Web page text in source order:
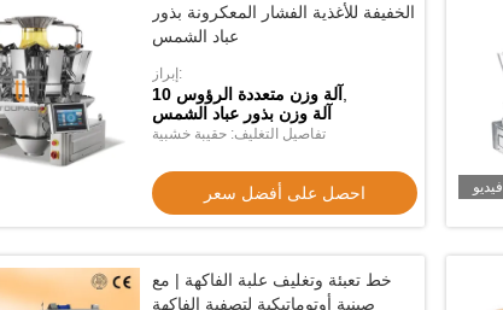
احصل على
Z، مصعد وعاء مائل من الفولاذ المقاوم
للصدأ، ناقل للوعاء للمنتجات اللحوم والأطعمة
الخفيفة للأغذية الفشار المعكرونة بذور
عباد الشمس
إبراز:
10 آلة وزن متعددة الرؤوس
آلة وزن بذور عباد الشمس
تفاصيل التغليف: حقيبة خشبية
احصل على أفضل سعر فيديو
خط تعبئة وتغليف علبة الفاكهة | مع
صينية أوتوماتيكية لتصفية الفاكهة